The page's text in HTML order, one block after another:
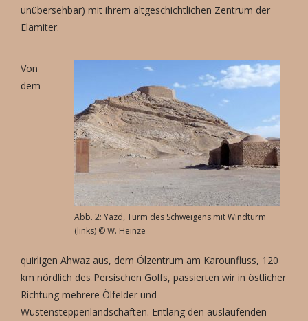
unübersehbar) mit ihrem altgeschichtlichen Zentrum der
Elamiter.
Abb. 2: Yazd, Turm des Schweigens mit Windturm
(links) © W. Heinze
Von
dem
quirligen Ahwaz aus, dem Ölzentrum am Karounfluss, 120
km nördlich des Persischen Golfs, passierten wir in östlicher
Richtung mehrere Ölfelder und
Wüstensteppenlandschaften. Entlang den auslaufenden